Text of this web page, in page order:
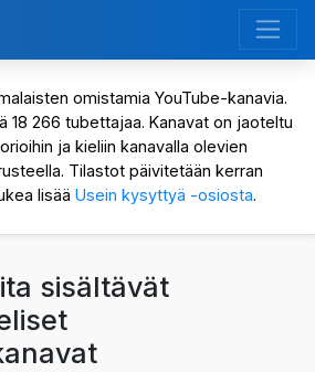
omistamia YouTube-kanavia.
18 266 tubettajaa. Kanavat on jaoteltu
ja kieliin kanavalla olevien
Tilastot päivitetään kerran
lisää Usein kysyttyä -osiosta.
sisältävät